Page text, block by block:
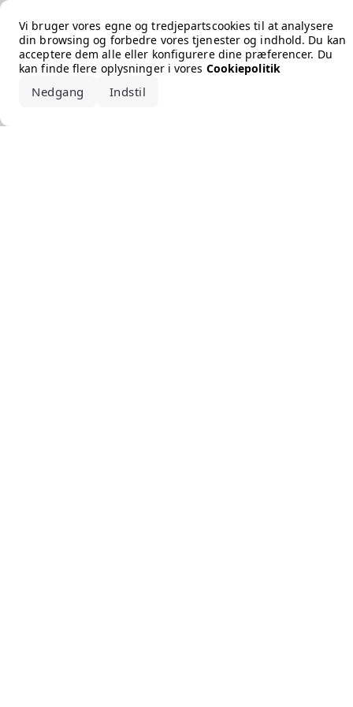
Vi bruger vores egne og tredjepartscookies til at analysere
din browsing og forbedre vores tjenester og indhold. Du kan
acceptere dem alle eller konfigurere dine præferencer. Du
kan finde flere oplysninger i vores Cookiepolitik
Nedgang Indstil
Error loading the brand